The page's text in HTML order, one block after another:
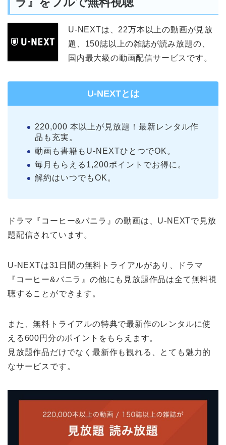
U-NEXTは、22万本以上の動画が見放
題、150誌以上の雑誌が読み放題の、
国内最大級の動画配信サービスです。
U-NEXTとは
220,000 本以上が見放題！最新レンタル作
品も充実。
動画も書籍もU-NEXTひとつでOK。
毎月もらえる1,200ポイントでお得に。
解約はいつでもOK。
ドラマ『コーヒー&バニラ』の動画は、U-NEXTで見放
題配信されています。
U-NEXTは31日間の無料トライアルがあり、ドラマ
『コーヒー&バニラ』の他にも見放題作品は全て無料視
聴することができます。
また、無料トライアルの特典で最新作のレンタルに使
える600円分のポイントをもらえます。
見放題作品だけでなく最新作も観れる、とても魅力的
なサービスです。